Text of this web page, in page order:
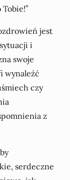
Tobie!”
jest
i
swoje
wynaleźć
czy
z
serdeczne